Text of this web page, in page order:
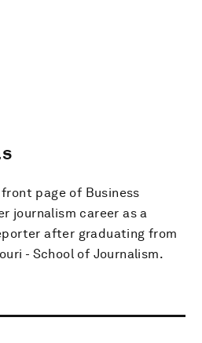
page of Business
journalism career as a
after graduating from
- School of Journalism.